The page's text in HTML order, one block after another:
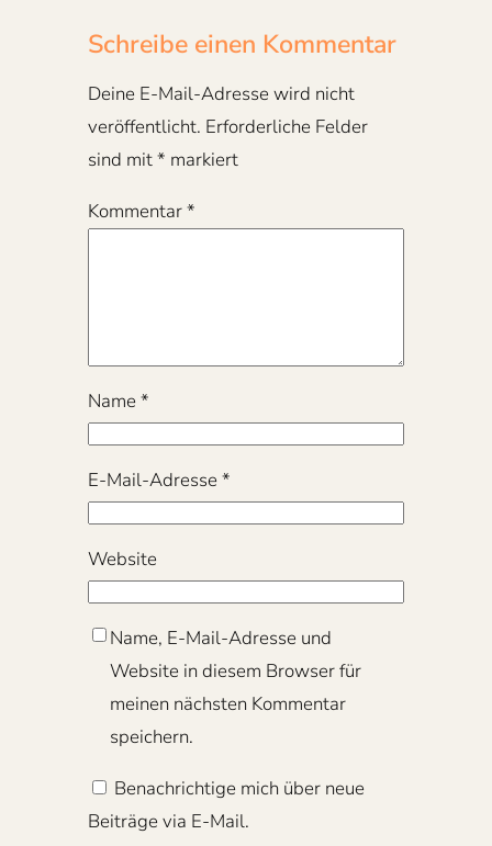
Schreibe einen Kommentar
Deine E-Mail-Adresse wird nicht
veröffentlicht. Erforderliche Felder
sind mit* markiert
Kommentar*
Name*
E-Mail-Adresse*
Website
Name, E-Mail-Adresse und
Website in diesem Browser für
meinen nächsten Kommentar
speichern.
Benachrichtige mich über neue
Beiträge via E-Mail.